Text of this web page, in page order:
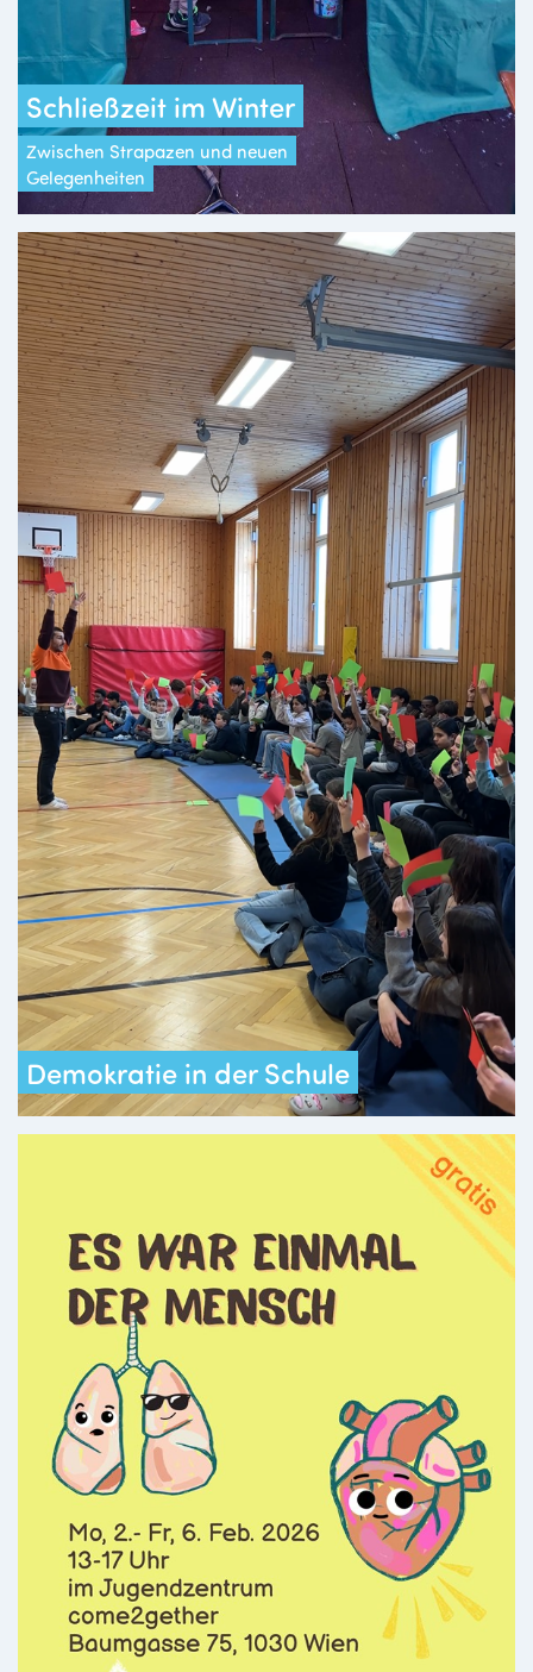
Schließzeit im Winter
Zwischen Strapazen und neuen
Gelegenheiten
Demokratie in der Schule